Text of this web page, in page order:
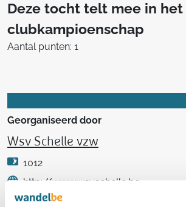
Deze tocht telt mee in het
clubkampioenschap
Aantal punten: 1
Georganiseerd door
Wsv Schelle vzw
1012
http://www.wsvschelle.be